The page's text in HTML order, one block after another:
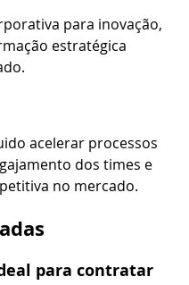
para inovação,
estratégica
acelerar processos
dos times e
no mercado.
para contratar